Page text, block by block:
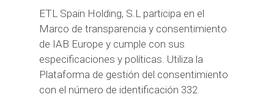
ETL Spain Holding, S.L participa en el
Marco de transparencia y consentimiento
de IAB Europe y cumple con sus
especificaciones y políticas. Utiliza la
Plataforma de gestión del consentimiento
con el número de identificación 332